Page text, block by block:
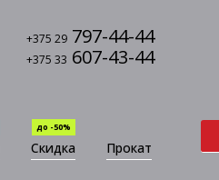
+375 29 797-44-44
+375 33 607-43-44
Скидка
до -50%
Прокат